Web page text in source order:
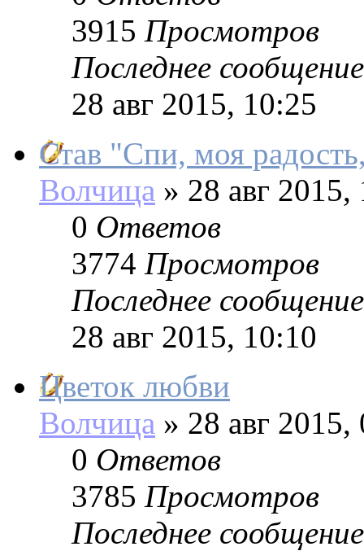
3915 Просмотров
Последнее сообщение
28 авг 2015, 10:25
Став "Спи, моя
Волчица » 28 авг 2015,
0 Ответов
3774 Просмотров
Последнее сообщение
28 авг 2015, 10:10
Цветок любви
Волчица » 28 авг 2015,
0 Ответов
3785 Просмотров
Последнее сообщение